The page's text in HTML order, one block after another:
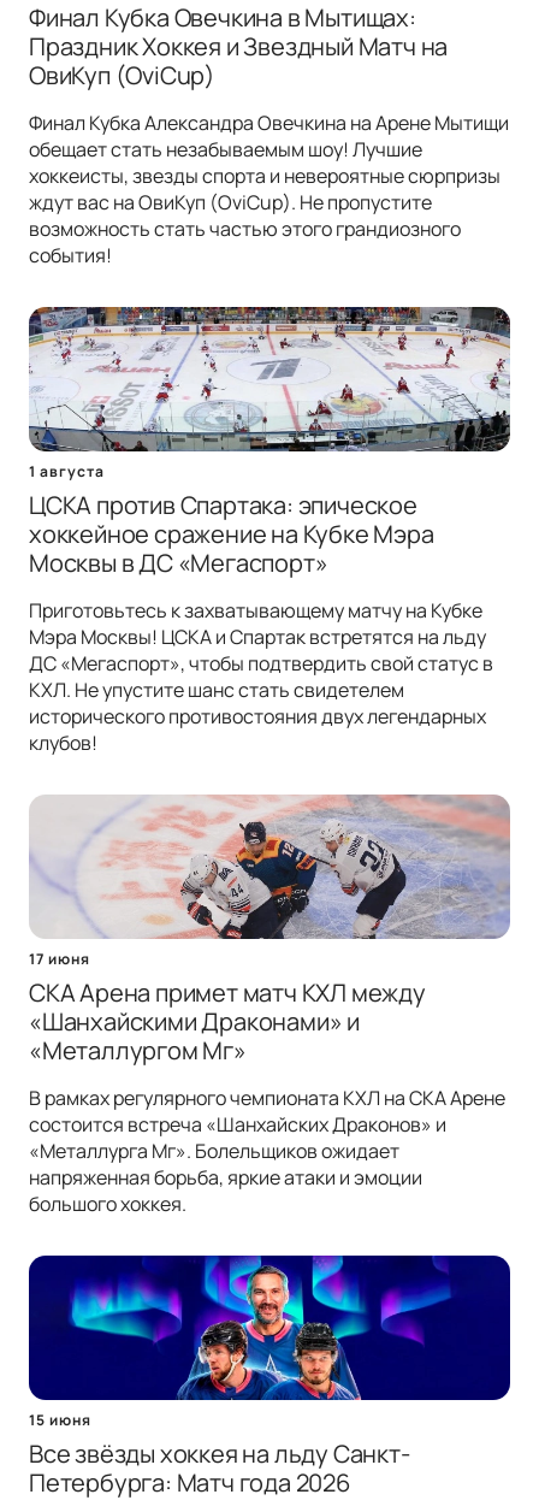
Финал Кубка Овечкина в Мытищах:
Праздник Хоккея и Звездный Матч на
ОвиКуп (OviCup)
Финал Кубка Александра Овечкина на Арене Мытищи
обещает стать незабываемым шоу! Лучшие
хоккеисты, звезды спорта и невероятные сюрпризы
ждут вас на ОвиКуп (OviCup). Не пропустите
возможность стать частью этого грандиозного
события!
1 августа
ЦСКА против Спартака: эпическое
хоккейное сражение на Кубке Мэра
Москвы в ДС «Мегаспорт»
Приготовьтесь к захватывающему матчу на Кубке
Мэра Москвы! ЦСКА и Спартак встретятся на льду
ДС «Мегаспорт», чтобы подтвердить свой статус в
КХЛ. Не упустите шанс стать свидетелем
исторического противостояния двух легендарных
клубов!
17 июня
СКА Арена примет матч КХЛ между
«Шанхайскими Драконами» и
«Металлургом Мг»
В рамках регулярного чемпионата КХЛ на СКА Арене
состоится встреча «Шанхайских Драконов» и
«Металлурга Мг». Болельщиков ожидает
напряженная борьба, яркие атаки и эмоции
большого хоккея.
15 июня
Все звёзды хоккея на льду Санкт-
Петербурга: Матч года 2026